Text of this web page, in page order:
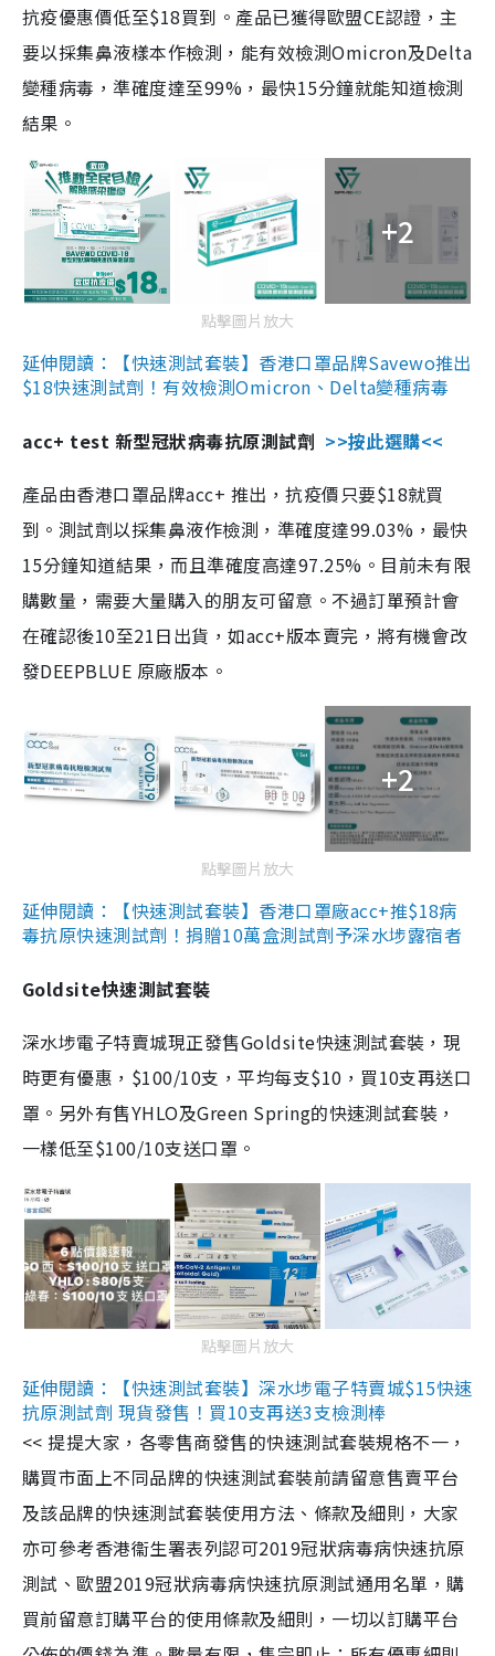
抗疫優惠價低至$18買到。產品已獲得歐盟CE認證，主
要以採集鼻液樣本作檢測，能有效檢測Omicron及Delta
變種病毒，準確度達至99%，最快15分鐘就能知道檢測
結果。
+2
點擊圖片放大
延伸閱讀：【快速測試套裝】香港口罩品牌Savewo推出
$18快速測試劑！有效檢測Omicron、Delta變種病毒
acc+ test 新型冠狀病毒抗原測試劑 >>按此選購<<
產品由香港口罩品牌acc+ 推出，抗疫價只要$18就買
到。測試劑以採集鼻液作檢測，準確度達99.03%，最快
15分鐘知道結果，而且準確度高達97.25%。目前未有限
購數量，需要大量購入的朋友可留意。不過訂單預計會
在確認後10至21日出貨，如acc+版本賣完，將有機會改
發DEEPBLUE 原廠版本。
+2
點擊圖片放大
延伸閱讀：【快速測試套裝】香港口罩廠acc+推$18病
毒抗原快速測試劑！捐贈10萬盒測試劑予深水埗露宿者
Goldsite快速測試套裝
深水埗電子特賣城現正發售Goldsite快速測試套裝，現
時更有優惠，$100/10支，平均每支$10，買10支再送口
罩。另外有售YHLO及Green Spring的快速測試套裝，
一樣低至$100/10支送口罩。
點擊圖片放大
延伸閱讀：【快速測試套裝】深水埗電子特賣城$15快速
抗原測試劑 現貨發售！買10支再送3支檢測棒
<< 提提大家，各零售商發售的快速測試套裝規格不一，
購買市面上不同品牌的快速測試套裝前請留意售賣平台
及該品牌的快速測試套裝使用方法、條款及細則，大家
亦可參考香港衞生署表列認可2019冠狀病毒病快速抗原
測試、歐盟2019冠狀病毒病快速抗原測試通用名單，購
買前留意訂購平台的使用條款及細則，一切以訂購平台